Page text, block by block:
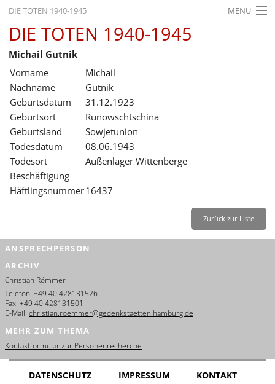
DIE TOTEN 1940-1945 MENU
STARTSEITE
AKTUELLES
AUSSTELLUNGEN
GESCHICHTE
BILDUNG
FORSCHUNG
SERVICE
Français
Dansk
Español
Leichte Sprache
DIE TOTEN 1940-1945
Michail Gutnik
Vorname
Michail
Nachname
Gutnik
Geburtsdatum
31.12.1923
Geburtsort
Runowschtschina
Geburtsland
Sowjetunion
Todesdatum
08.06.1943
Todesort
Außenlager Wittenberge
Beschäftigung
Häftlingsnummer16437
Zurück zur Liste
ANSPRECHPERSON
ARCHIV
Christian Römmer
Telefon: +49 40 428131526
Fax: +49 40 428131501
E-Mail: christian.roemmer@gedenkstaetten.hamburg.de
MEHR ZUM THEMA
Kontaktformular zur Personenrecherche
DATENSCHUTZ IMPRESSUM KONTAKT